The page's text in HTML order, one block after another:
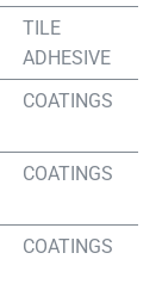
TILE
ADHESIVE
COATINGS
COATINGS
COATINGS